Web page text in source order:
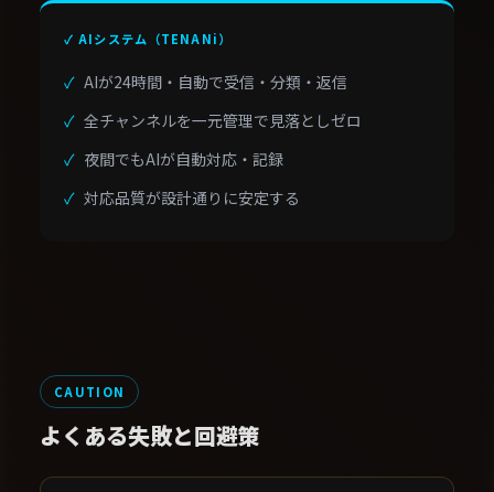
✓ AIシステム（TENANi）
AIが24時間・自動で受信・分類・返信
全チャンネルを一元管理で見落としゼロ
夜間でもAIが自動対応・記録
対応品質が設計通りに安定する
CAUTION
よくある失敗と回避策